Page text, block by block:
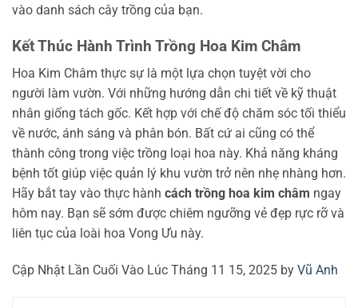
vào danh sách cây trồng của bạn.
Kết Thúc Hành Trình Trồng Hoa Kim Châm
Hoa Kim Châm thực sự là một lựa chọn tuyệt vời cho
người làm vườn. Với những hướng dẫn chi tiết về kỹ thuật
nhân giống tách gốc. Kết hợp với chế độ chăm sóc tối thiểu
về nước, ánh sáng và phân bón. Bất cứ ai cũng có thể
thành công trong việc trồng loại hoa này. Khả năng kháng
bệnh tốt giúp việc quản lý khu vườn trở nên nhẹ nhàng hơn.
Hãy bắt tay vào thực hành cách trồng hoa kim châm ngay
hôm nay. Bạn sẽ sớm được chiêm ngưỡng vẻ đẹp rực rỡ và
liên tục của loài hoa Vong Ưu này.
Cập Nhật Lần Cuối Vào Lúc Tháng 11 15, 2025 by Vũ Anh